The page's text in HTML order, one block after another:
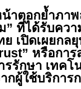
น้าตอกย้ำภา
” ที่ได้รับควา
ย เปิดเผยกล
หรือการ
รักษา เทคโ
ผู้ใช้บริการ